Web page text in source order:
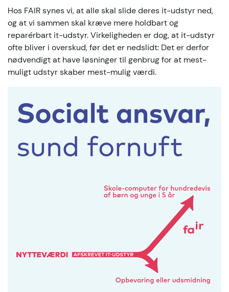
Hos FAIR synes vi, at alle skal slide deres it-udstyr ned,
og at vi sammen skal kræve mere holdbart og
reparérbart it-udstyr. Virkeligheden er dog, at it-udstyr
ofte bliver i overskud, før det er nedslidt: Det er derfor
nødvendigt at have løsninger til genbrug for at mest-
muligt udstyr skaber mest-mulig værdi.